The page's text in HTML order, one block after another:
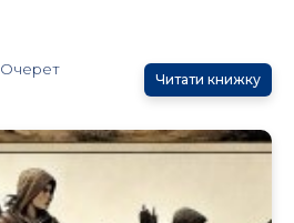
Очерет
Читати книжку